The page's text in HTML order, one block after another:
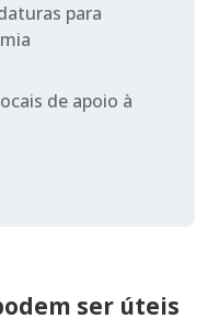
para
de apoio à
ser úteis